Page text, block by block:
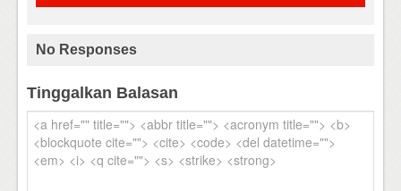
No Responses
Tinggalkan Balasan